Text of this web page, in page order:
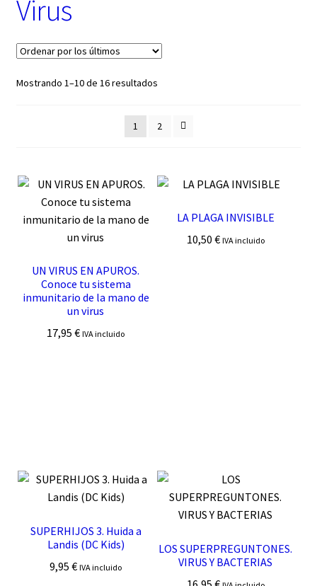
e
o
í
Virus
Mostrando 1–10 de 16 resultadosOrdenado
últimos
1 2
UN VIRUS EN APUROS.
Conoce tu sistema
inmunitario de la mano de
un virus
17,95€ IVA incluido
LA PLAGA INVISIBLE
10,50 € IVA incluido
SUPERHIJOS 3. Huida a
Landis (DC Kids)
9,95€ IVA incluido
LOS SUPERPREGUNTONES.
VIRUS Y BACTERIAS